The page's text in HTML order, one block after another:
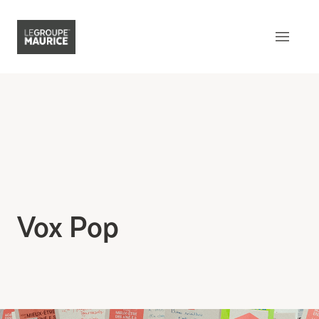
Notre esprit épicurien
Notre intégration dans la
Vox Pop